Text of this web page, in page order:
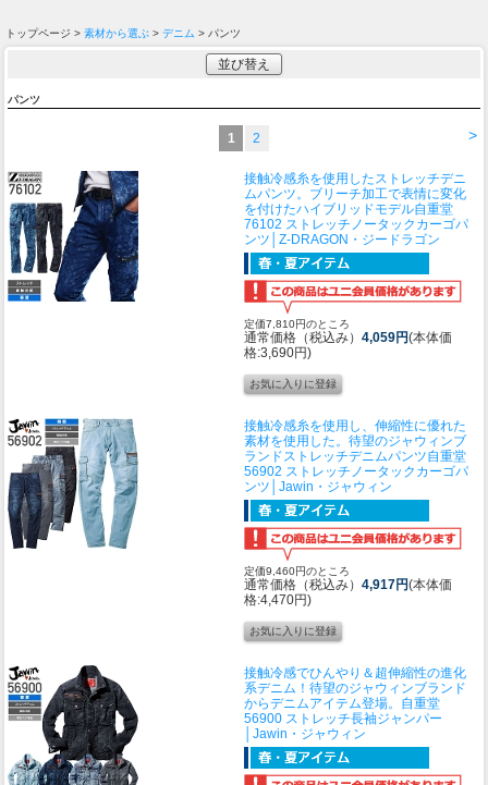
トップページ > 素材から選ぶ > デニム > パンツ
並び替え
パンツ
>
1 2
接触冷感糸を使用したストレッチデニ
ムパンツ。ブリーチ加工で表情に変化
を付けたハイブリッドモデル自重堂
76102 ストレッチノータックカーゴパ
ンツ│Z-DRAGON・ジードラゴン
定価7,810円のところ
通常価格（税込み） 4,059円(本体価
格:3,690円)
接触冷感糸を使用し、伸縮性に優れた
素材を使用した。待望のジャウィンブ
ランドストレッチデニムパンツ自重堂
56902 ストレッチノータックカーゴパ
ンツ│Jawin・ジャウィン
定価9,460円のところ
通常価格（税込み） 4,917円(本体価
格:4,470円)
接触冷感でひんやり＆超伸縮性の進化
系デニム！待望のジャウィンブランド
からデニムアイテム登場。 自重堂
56900 ストレッチ長袖ジャンパー
│Jawin・ジャウィン